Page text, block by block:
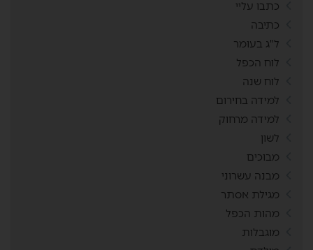
כתבו עליי
כתיבה
ל"ג בעומר
לוח הכפל
לוח שנה
למידה בחירום
למידה מרחוק
לשון
מבוכים
מבנה עשרוני
מגילת אסתר
מהות הכפל
מוגבלות